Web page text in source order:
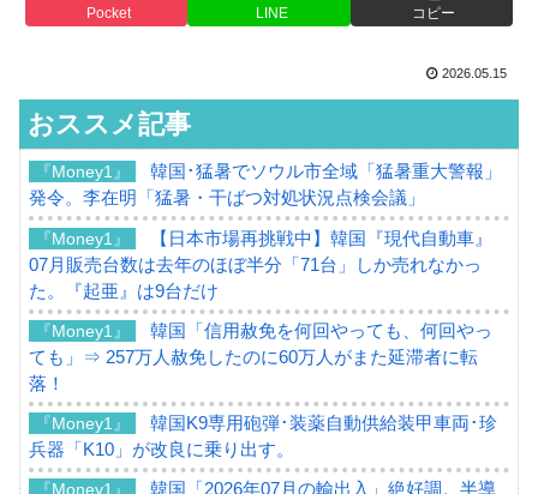
Pocket LINE コピー
2026.05.15
おススメ記事
『Money1』
韓国･猛暑でソウル市全域「猛暑重大警報」
発令。李在明「猛暑・干ばつ対処状況点検会議」
『Money1』
【日本市場再挑戦中】韓国『現代自動車』
07月販売台数は去年のほぼ半分「71台」しか売れなかっ
た。『起亜』は9台だけ
『Money1』
韓国「信用赦免を何回やっても、何回やっ
ても」⇒ 257万人赦免したのに60万人がまた延滞者に転
落！
『Money1』
韓国K9専用砲弾･装薬自動供給装甲車両･珍
兵器「K10」が改良に乗り出す。
『Money1』
韓国「2026年07月の輸出入」絶好調。半導